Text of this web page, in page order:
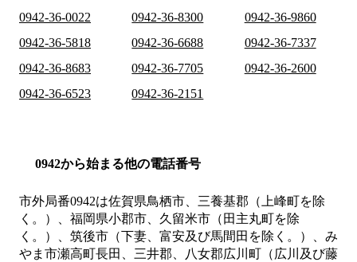
0942-36-0022
0942-36-8300
0942-36-9860
0942-36-5818
0942-36-6688
0942-36-7337
0942-36-8683
0942-36-7705
0942-36-2600
0942-36-6523
0942-36-2151
0942から始まる他の電話番号
市外局番0942は佐賀県鳥栖市、三養基郡（上峰町を除
く。）、福岡県小郡市、久留米市（田主丸町を除
く。）、筑後市（下妻、富安及び馬間田を除く。）、み
やま市瀬高町長田、三井郡、八女郡広川町（広川及び藤